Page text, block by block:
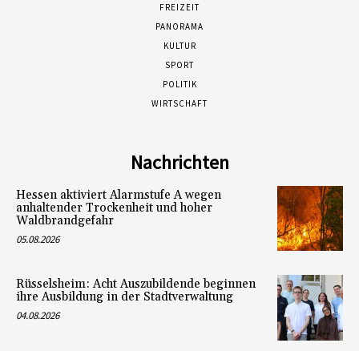
FREIZEIT
PANORAMA
KULTUR
SPORT
POLITIK
WIRTSCHAFT
Nachrichten
Hessen aktiviert Alarmstufe A wegen
anhaltender Trockenheit und hoher
Waldbrandgefahr
05.08.2026
Rüsselsheim: Acht Auszubildende beginnen
ihre Ausbildung in der Stadtverwaltung
04.08.2026